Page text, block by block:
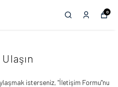
0
isterseniz, "İletişim Formu"nu